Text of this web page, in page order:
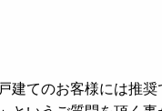
建てのお客様には推奨